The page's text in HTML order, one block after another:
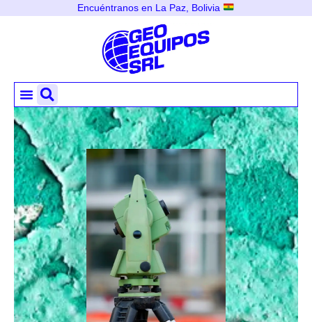
Encuéntranos en La Paz, Bolivia